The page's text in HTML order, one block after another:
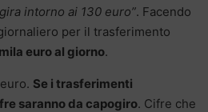
intorno ai 130 euro”. Facendo
per il trasferimento
euro al giorno.
Se i trasferimenti
saranno da capogiro. Cifre che